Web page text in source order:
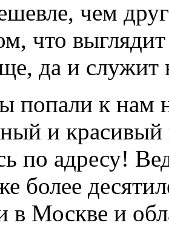
чем
что
да и служит
к нам
и
по адресу!
более
в Москве и